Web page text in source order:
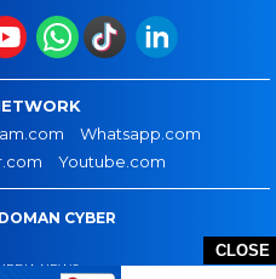
CLOSE
Whatsapp.com
Youtube.com
CYBER
NEWS